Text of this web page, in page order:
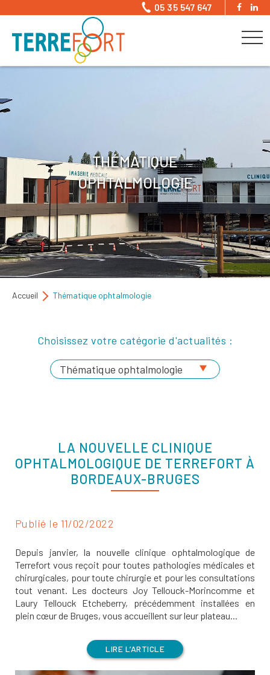
05 35 547 647
THÉMATIQUE
OPHTALMOLOGIE
Accueil Thématique ophtalmologie
Choisissez votre catégorie d'actualités :
LA NOUVELLE CLINIQUE
OPHTALMOLOGIQUE DE TERREFORT À
BORDEAUX-BRUGES
Publié le 11/02/2022
Depuis janvier, la nouvelle clinique ophtalmologique de
Terrefort vous reçoit pour toutes pathologies médicales et
chirurgicales, pour toute chirurgie et pour les consultations
tout venant. Les docteurs Joy Tellouck-Morincomme et
Laury Tellouck Etcheberry, précédemment installées en
plein cœur de Bruges, vous accueillent sur leur plateau...
LIRE L’ARTICLE